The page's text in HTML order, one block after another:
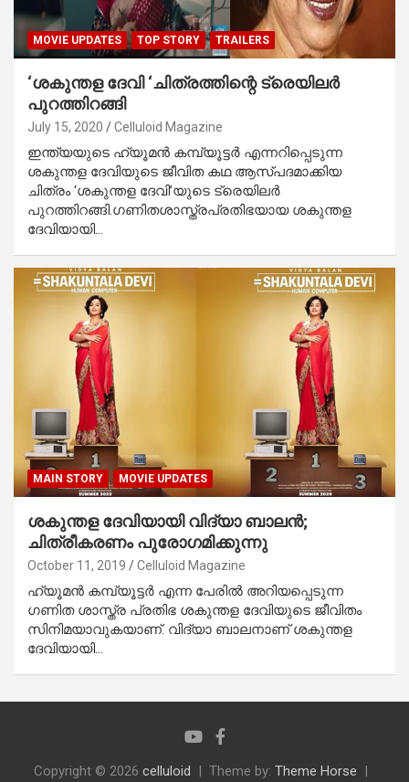
MOVIE UPDATES TOP STORY TRAILERS
‘ശകുന്തള ദേവി ‘ചിത്രത്തിന്റെ ട്രെയിലര്‍
പുറത്തിറങ്ങി
July 15, 2020 Celluloid Magazine
ഇന്ത്യയുടെ ഹ്യൂമന്‍ കമ്പ്യൂട്ടര്‍ എന്നറിപ്പെടുന്ന
ശകുന്തള ദേവിയുടെ ജീവിത കഥ ആസ്പദമാക്കിയ
ചിത്രം ‘ശകുന്തള ദേവി’യുടെ ട്രെയിലര്‍
പുറത്തിറങ്ങി.ഗണിതശാസ്ത്രപ്രതിഭയായ ശകുന്തള
ദേവിയായി…
MAIN STORY MOVIE UPDATES
ശകുന്തള ദേവിയായി വിദ്യാ ബാലന്‍;
ചിത്രീകരണം പുരോഗമിക്കുന്നു
October 11, 2019 Celluloid Magazine
ഹ്യൂമന്‍ കമ്പ്യൂട്ടര്‍ എന്ന പേരില്‍ അറിയപ്പെടുന്ന
ഗണിത ശാസ്ത്ര പ്രതിഭ ശകുന്തള ദേവിയുടെ ജീവിതം
സിനിമയാവുകയാണ്. വിദ്യാ ബാലനാണ് ശകുന്തള
ദേവിയായി…
Copyright © 2026 celluloid Theme by: Theme Horse